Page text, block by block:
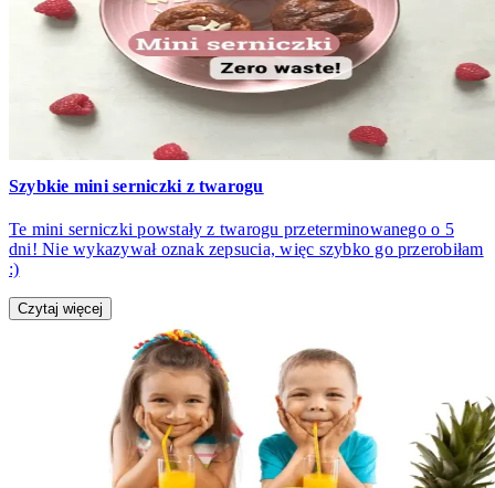
Szybkie mini serniczki z twarogu
Te mini serniczki powstały z twarogu przeterminowanego o 5
dni! Nie wykazywał oznak zepsucia, więc szybko go przerobiłam
:)
Czytaj więcej